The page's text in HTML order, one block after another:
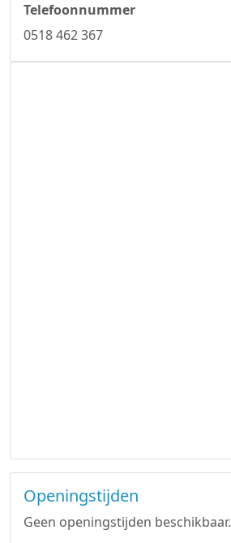
Telefoonnummer
0518 462 367
Openingstijden
Geen openingstijden beschikbaar.